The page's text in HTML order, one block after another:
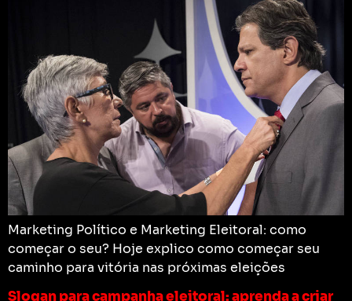
Marketing Político e Marketing Eleitoral: como
começar o seu? Hoje explico como começar seu
caminho para vitória nas próximas eleições
Slogan para campanha eleitoral: aprenda a criar